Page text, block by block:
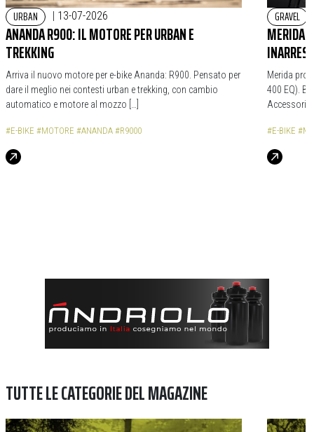
URBAN | 13-07-2026
ANANDA R900: IL MOTORE PER URBAN E
TREKKING
Arriva il nuovo motore per e-bike Ananda: R900. Pensato per
dare il meglio nei contesti urban e trekking, con cambio
automatico e motore al mozzo […]
#E-BIKE #MOTORE #ANANDA #R9000
GRAVEL
MERIDA
Merida
400 EQ).
Accessori
#E-BIKE
TUTTE LE CATEGORIE DEL MAGAZINE